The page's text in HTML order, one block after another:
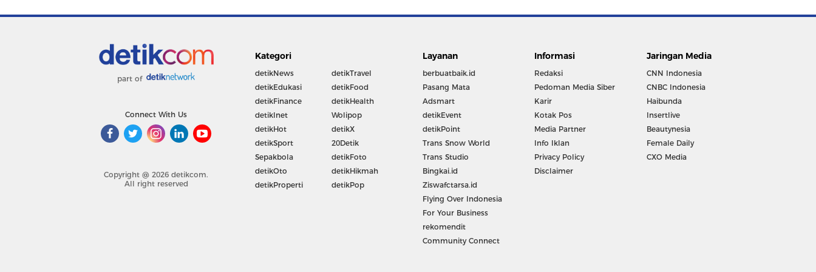
part of
Connect With Us
Copyright @ 2026 detikcom.
All right reserved
Kategori
detikNews
detikEdukasi
detikFinance
detikInet
detikHot
detikSport
Sepakbola
detikOto
detikProperti
detikTravel
detikFood
detikHealth
Wolipop
detikX
20Detik
detikFoto
detikHikmah
detikPop
Layanan
berbuatbaik.id
Pasang Mata
Adsmart
detikEvent
detikPoint
Trans Snow World
Trans Studio
Bingkai.id
Ziswafctarsa.id
Flying Over Indonesia
For Your Business
rekomendit
Community Connect
Informasi
Redaksi
Pedoman Media Siber
Karir
Kotak Pos
Media Partner
Info Iklan
Privacy Policy
Disclaimer
Jaringan Media
CNN Indonesia
CNBC Indonesia
Haibunda
Insertlive
Beautynesia
Female Daily
CXO Media